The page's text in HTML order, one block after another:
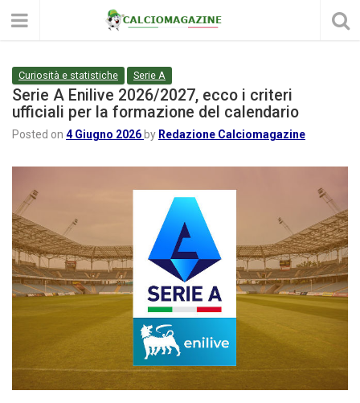
Curiosità e statistiche Serie A
Serie A Enilive 2026/2027, ecco i criteri
ufficiali per la formazione del calendario
Posted on 4 Giugno 2026 by Redazione Calciomagazine